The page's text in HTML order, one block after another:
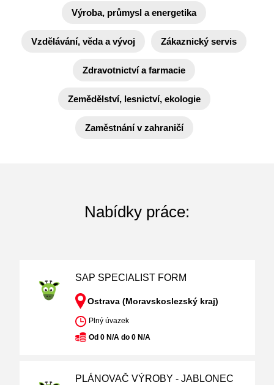
Výroba, průmysl a energetika
Vzdělávání, věda a vývoj Zákaznický servis
Zdravotnictví a farmacie
Zemědělství, lesnictví, ekologie
Zaměstnání v zahraničí
Nabídky práce:
SAP SPECIALIST FORM
Ostrava (Moravskoslezský kraj)
Plný úvazek
Od 0 N/A do 0 N/A
PLÁNOVAČ VÝROBY - JABLONEC